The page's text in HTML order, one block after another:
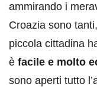
ammirando i
Croazia sono
piccola cittadina
è facile e molto
sono aperti tutto